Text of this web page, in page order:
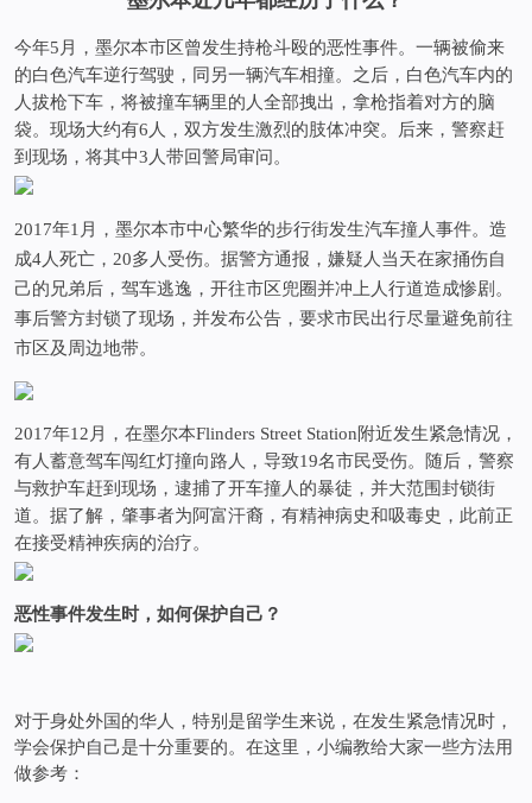
今年5月，墨尔本市区曾发生持枪斗殴的恶性事件。一辆被偷来
的白色汽车逆行驾驶，同另一辆汽车相撞。之后，白色汽车内的
人拔枪下车，将被撞车辆里的人全部拽出，拿枪指着对方的脑
袋。现场大约有6人，双方发生激烈的肢体冲突。后来，警察赶
到现场，将其中3人带回警局审问。
2017年1月，墨尔本市中心繁华的步行街发生汽车撞人事件。造
成4人死亡，20多人受伤。据警方通报，嫌疑人当天在家捅伤自
己的兄弟后，驾车逃逸，开往市区兜圈并冲上人行道造成惨剧。
事后警方封锁了现场，并发布公告，要求市民出行尽量避免前往
市区及周边地带。
2017年12月，在墨尔本Flinders Street Station附近发生紧急情况，
有人蓄意驾车闯红灯撞向路人，导致19名市民受伤。随后，警察
与救护车赶到现场，逮捕了开车撞人的暴徒，并大范围封锁街
道。据了解，肇事者为阿富汗裔，有精神病史和吸毒史，此前正
在接受精神疾病的治疗。
恶性事件发生时，如何保护自己？
对于身处外国的华人，特别是留学生来说，在发生紧急情况时，
学会保护自己是十分重要的。在这里，小编教给大家一些方法用
做参考：